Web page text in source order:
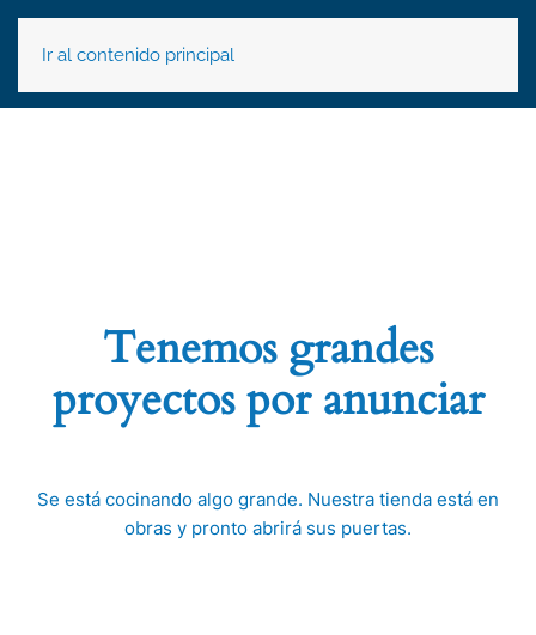
Ir al contenido principal
Tenemos grandes
proyectos por anunciar
Se está cocinando algo grande. Nuestra tienda está en
obras y pronto abrirá sus puertas.